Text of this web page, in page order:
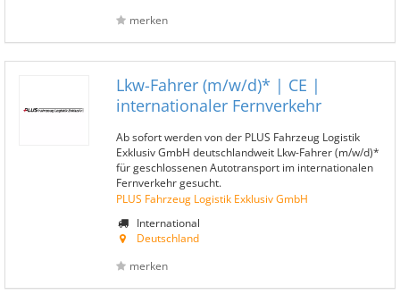
merken
Lkw-Fahrer (m/w/d)* | CE |
internationaler Fernverkehr
Ab sofort werden von der PLUS Fahrzeug Logistik
Exklusiv GmbH deutschlandweit Lkw-Fahrer (m/w/d)*
für geschlossenen Autotransport im internationalen
Fernverkehr gesucht.
PLUS Fahrzeug Logistik Exklusiv GmbH
International
Deutschland
merken